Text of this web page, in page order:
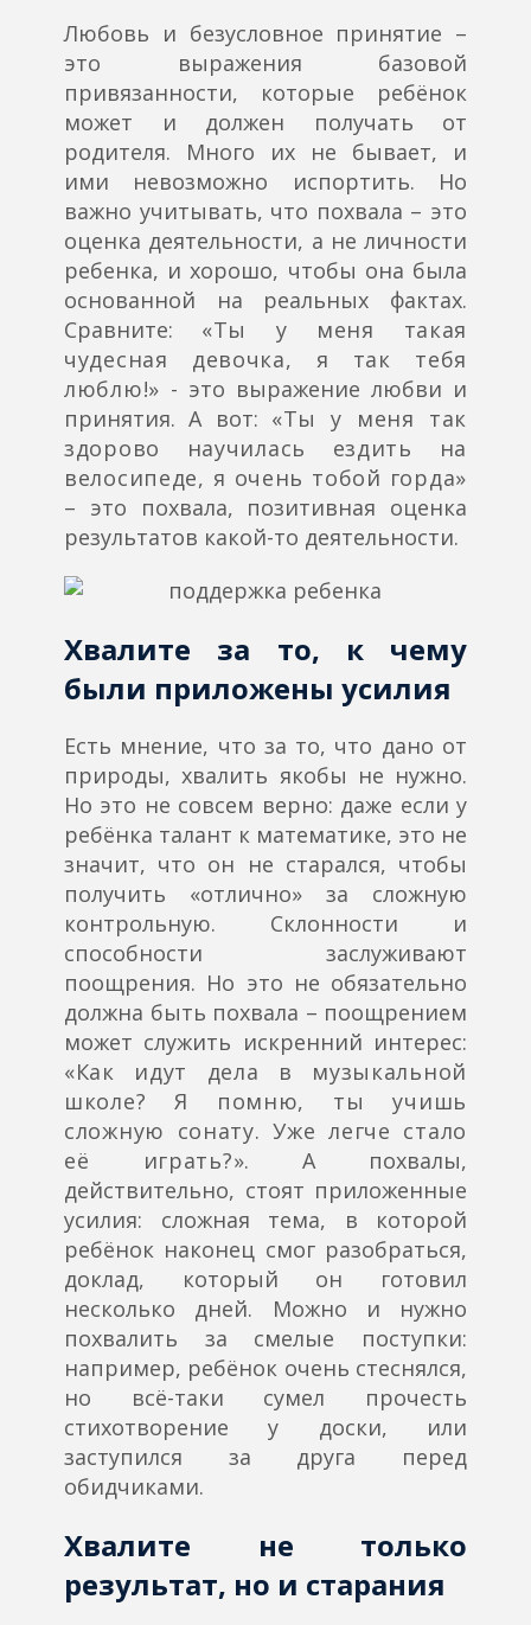
Любовь и безусловное принятие –
это выражения базовой
привязанности, которые ребёнок
может и должен получать от
родителя. Много их не бывает, и
ими невозможно испортить. Но
важно учитывать, что похвала – это
оценка деятельности, а не личности
ребенка, и хорошо, чтобы она была
основанной на реальных фактах.
Сравните: «Ты у меня такая
чудесная девочка, я так тебя
люблю!» - это выражение любви и
принятия. А вот: «Ты у меня так
здорово научилась ездить на
велосипеде, я очень тобой горда»
– это похвала, позитивная оценка
результатов какой-то деятельности.
Хвалите за то, к чему
были приложены усилия
Есть мнение, что за то, что дано от
природы, хвалить якобы не нужно.
Но это не совсем верно: даже если у
ребёнка талант к математике, это не
значит, что он не старался, чтобы
получить «отлично» за сложную
контрольную. Склонности и
способности заслуживают
поощрения. Но это не обязательно
должна быть похвала – поощрением
может служить искренний интерес:
«Как идут дела в музыкальной
школе? Я помню, ты учишь
сложную сонату. Уже легче стало
её играть?». А похвалы,
действительно, стоят приложенные
усилия: сложная тема, в которой
ребёнок наконец смог разобраться,
доклад, который он готовил
несколько дней. Можно и нужно
похвалить за смелые поступки:
например, ребёнок очень стеснялся,
но всё-таки сумел прочесть
стихотворение у доски, или
заступился за друга перед
обидчиками.
Хвалите не только
результат, но и старания